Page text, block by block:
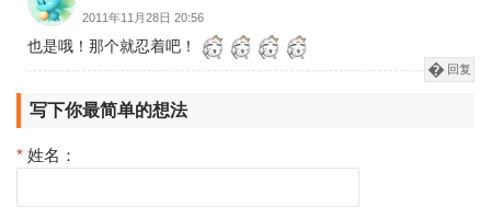
2011年11月28日 20:56
也是哦！那个就忍着吧！
回复
写下你最简单的想法
* 姓名：